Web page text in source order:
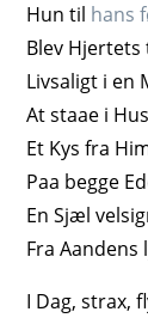
Hun til hans
Blev
Livsaligt i en
At staae i
Et Kys fra
Paa begge
En Sjæl
Fra Aandens
I Dag, strax,